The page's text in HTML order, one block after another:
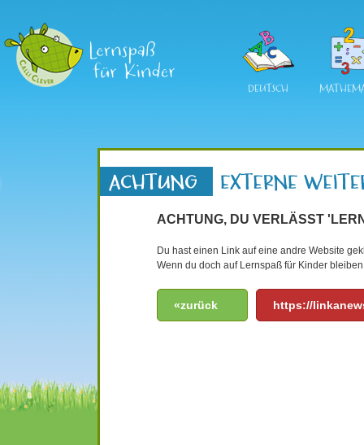
DEUTSCH
ACHTUNG, DU VERLÄSST
Du hast einen Link auf eine andre Website
Wenn du doch auf Lernspaß für Kinder
«zurück https://